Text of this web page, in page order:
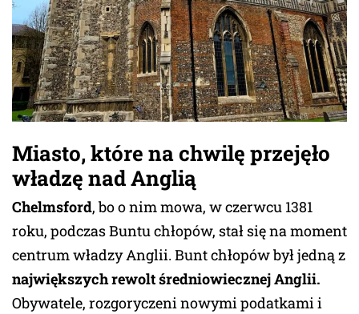
Miasto, które na chwilę przejęło
władzę nad Anglią
Chelmsford, bo o nim mowa, w czerwcu 1381
roku, podczas Buntu chłopów, stał się na moment
centrum władzy Anglii. Bunt chłopów był jedną z
największych rewolt średniowiecznej Anglii.
Obywatele, rozgoryczeni nowymi podatkami i